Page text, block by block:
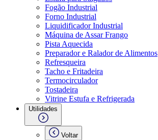
Fogão Industrial
Forno Industrial
Liquidificador Industrial
Máquina de Assar Frango
Pista Aquecida
Preparador e Ralador de Alimentos
Refresqueira
Tacho e Fritadeira
Termocirculador
Tostadeira
Vitrine Estufa e Refrigerada
Utilidades
Voltar